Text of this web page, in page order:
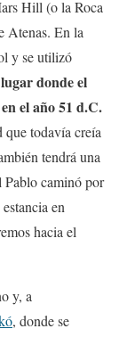
Hill (o la Roca
Atenas. En la
y se utilizó
donde el
el año 51 d.C.
que todavía creía
tendrá una
Pablo caminó por
en
hacia el
y, a
, donde se